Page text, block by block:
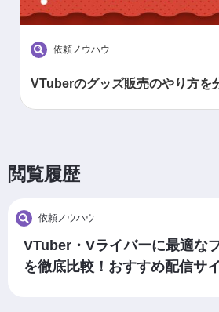
依頼ノウハウ
VTuberのグッズ販売のやり方を
閲覧履歴
依頼ノウハウ
VTuber・Vライバーに最適な
を徹底比較！おすすめ配信サ